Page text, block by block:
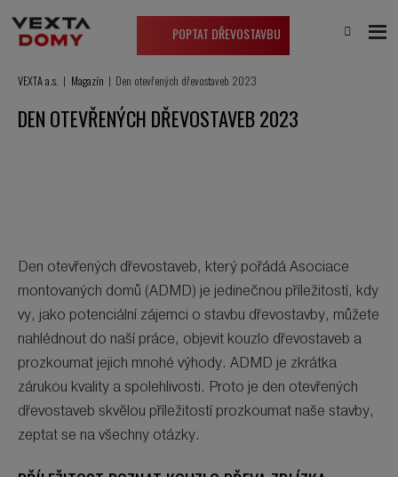
POPTAT DŘEVOSTAVBU
VEXTA a.s. Magazín Den otevřených dřevostaveb 2023
DEN OTEVŘENÝCH DŘEVOSTAVEB 2023
Den otevřených dřevostaveb, který pořádá Asociace
montovaných domů (ADMD) je jedinečnou příležitostí, kdy
vy, jako potenciální zájemci o stavbu dřevostavby, můžete
nahlédnout do naší práce, objevit kouzlo dřevostaveb a
prozkoumat jejich mnohé výhody. ADMD je zkrátka
zárukou kvality a spolehlivosti. Proto je den otevřených
dřevostaveb skvělou příležitostí prozkoumat naše stavby,
zeptat se na všechny otázky.